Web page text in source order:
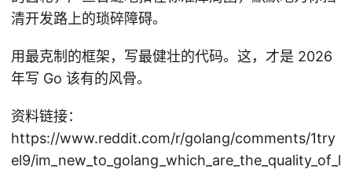
清开发路上的琐碎障碍。
用最克制的框架，写最健壮的代码。这，才是 2026
年写 Go 该有的风骨。
资料链接：
https://www.reddit.com/r/golang/comments/1try
el9/im_new_to_golang_which_are_the_quality_of_l